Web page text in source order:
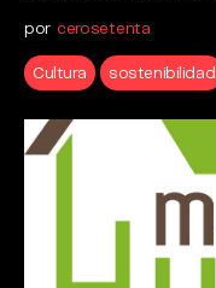
por cerosetenta
Cultura sostenibilidad